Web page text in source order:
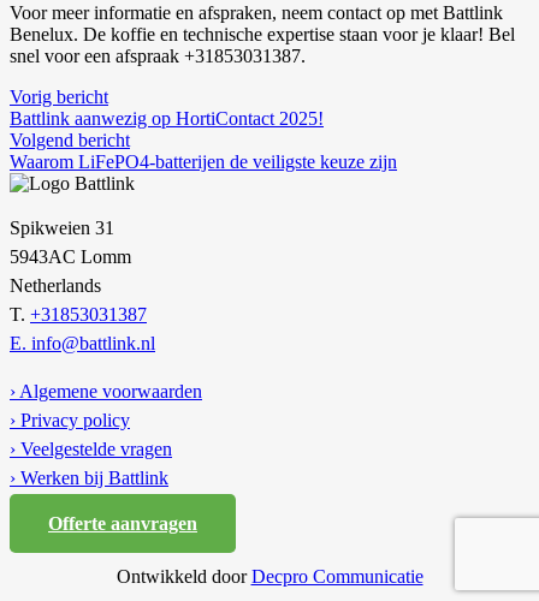
Voor meer informatie en afspraken, neem contact op met Battlink
Benelux. De koffie en technische expertise staan voor je klaar! Bel
snel voor een afspraak +31853031387.
Vorig bericht
Battlink aanwezig op HortiContact 2025!
Volgend bericht
Waarom LiFePO4-batterijen de veiligste keuze zijn
Spikweien 31
5943AC Lomm
Netherlands
T. +31853031387
E. info@battlink.nl
› Algemene voorwaarden
› Privacy policy
› Veelgestelde vragen
› Werken bij Battlink
Offerte aanvragen
Ontwikkeld doorDecpro Communicatie